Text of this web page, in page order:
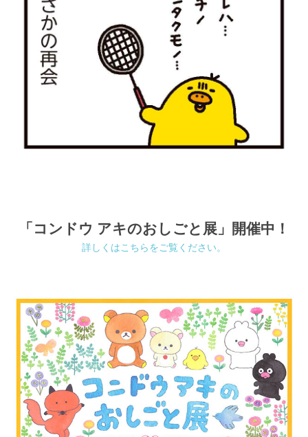
「コンドウ アキのおしごと展」開催中！
詳しくはこちらをご覧ください。